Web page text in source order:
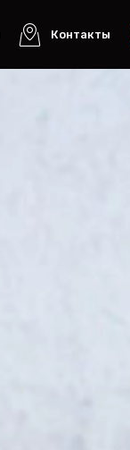
Контакты